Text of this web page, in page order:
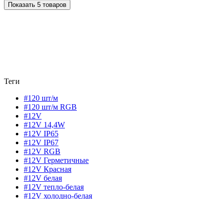
Показать 5 товаров
Теги
#120 шт/м
#120 шт/м RGB
#12V
#12V 14,4W
#12V IP65
#12V IP67
#12V RGB
#12V Герметичные
#12V Красная
#12V белая
#12V тепло-белая
#12V холодно-белая